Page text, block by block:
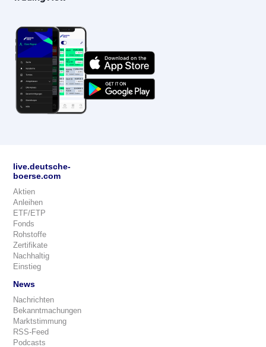
live.deutsche-
boerse.com
Aktien
Anleihen
ETF/ETP
Fonds
Rohstoffe
Zertifikate
Nachhaltig
Einstieg
News
Nachrichten
Bekanntmachungen
Marktstimmung
RSS-Feed
Podcasts